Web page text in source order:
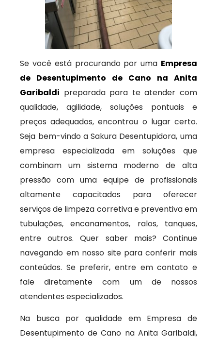
Se você está procurando por uma Empresa
de Desentupimento de Cano na Anita
Garibaldi preparada para te atender com
qualidade, agilidade, soluções pontuais e
preços adequados, encontrou o lugar certo.
Seja bem-vindo a Sakura Desentupidora, uma
empresa especializada em soluções que
combinam um sistema moderno de alta
pressão com uma equipe de profissionais
altamente capacitados para oferecer
serviços de limpeza corretiva e preventiva em
tubulações, encanamentos, ralos, tanques,
entre outros. Quer saber mais? Continue
navegando em nosso site para conferir mais
conteúdos. Se preferir, entre em contato e
fale diretamente com um de nossos
atendentes especializados.
Na busca por qualidade em Empresa de
Desentupimento de Cano na Anita Garibaldi,